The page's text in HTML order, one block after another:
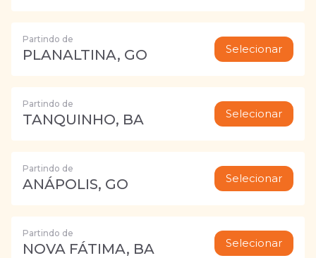
Partindo de
PLANALTINA, GO Selecionar
Partindo de
TANQUINHO, BA Selecionar
Partindo de
ANÁPOLIS, GO Selecionar
Partindo de
NOVA FÁTIMA, BA Selecionar